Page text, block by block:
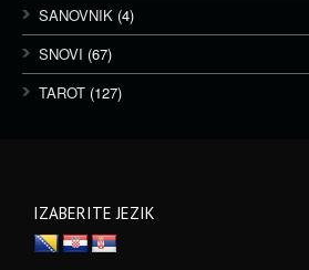
SANOVNIK (4)
SNOVI (67)
TAROT (127)
IZABERITE JEZIK